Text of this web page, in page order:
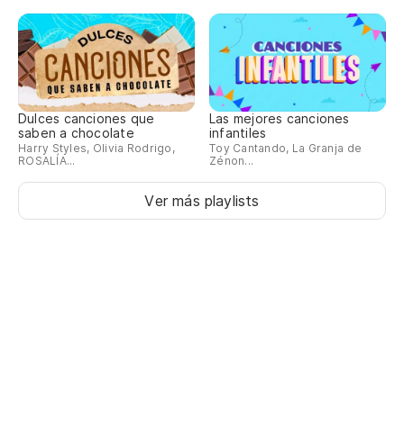
Dulces canciones que
saben a chocolate
Harry Styles, Olivia Rodrigo,
ROSALÍA...
Las mejores canciones
infantiles
Toy Cantando, La Granja de
Zénon...
Ver más playlists